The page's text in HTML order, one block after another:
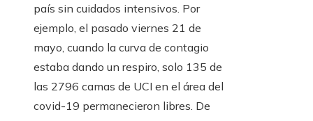
país sin cuidados intensivos. Por
ejemplo, el pasado viernes 21 de
mayo, cuando la curva de contagio
estaba dando un respiro, solo 135 de
las 2796 camas de UCI en el área del
covid-19 permanecieron libres. De